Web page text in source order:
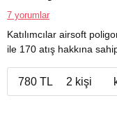
7 yorumlar
Katılımcılar airsoft
ile 170 atış hakkına
780 TL 2 kişi